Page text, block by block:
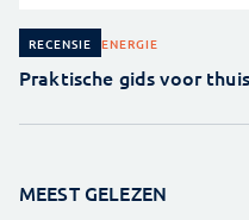
RECENSIE ENERGIE
Praktische gids voor
MEEST GELEZEN